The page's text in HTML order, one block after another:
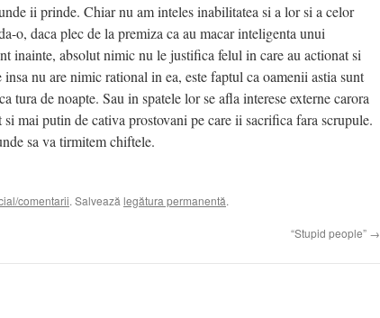
ii prinde. Chiar nu am inteles inabilitatea si a lor si a celor
o, daca plec de la premiza ca au macar inteligenta unui
inainte, absolut nimic nu le justifica felul in care au actionat si
nu are nimic rational in ea, este faptul ca oamenii astia sunt
tura de noapte. Sau in spatele lor se afla interese externe carora
mai putin de cativa prostovani pe care ii sacrifica fara scrupule.
sa va tirmitem chiftele.
comentarii. Salvează legătura permanentă.
“Stupid people” →